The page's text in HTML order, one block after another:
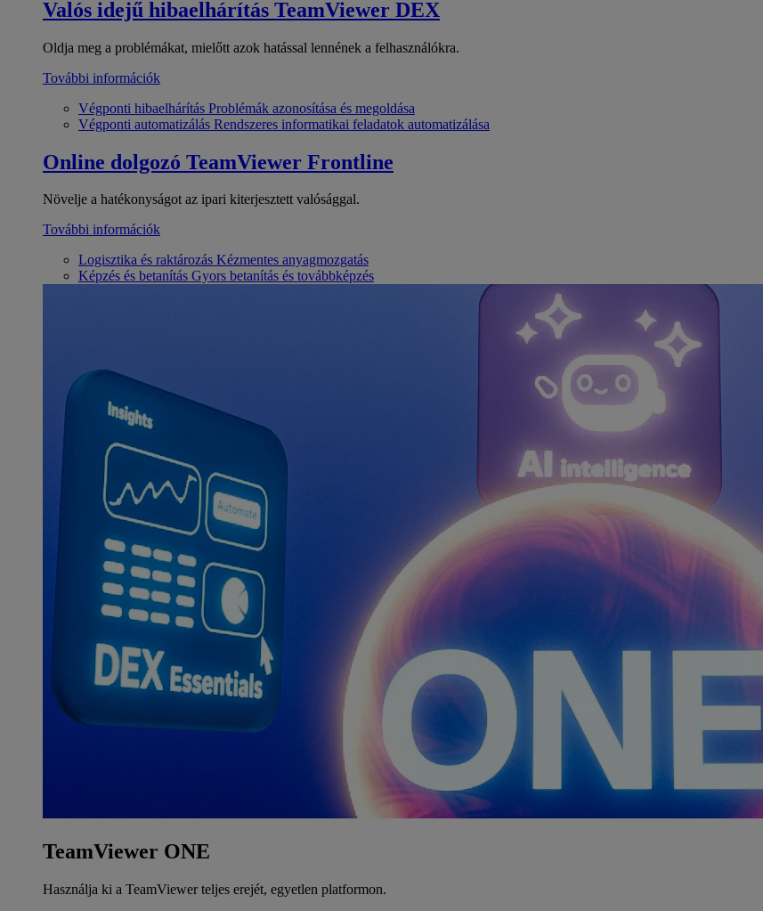
Valós idejű hibaelhárítás TeamViewer DEX
Oldja meg a problémákat, mielőtt azok hatással lennének a felhasználókra.
További információk
Végponti hibaelhárítás Problémák azonosítása és megoldása
Végponti automatizálás Rendszeres informatikai feladatok automatizálása
Online dolgozó TeamViewer Frontline
Növelje a hatékonyságot az ipari kiterjesztett valósággal.
További információk
Logisztika és raktározás Kézmentes anyagmozgatás
Képzés és betanítás Gyors betanítás és továbbképzés
TeamViewer ONE
Használja ki a TeamViewer teljes erejét, egyetlen platformon.